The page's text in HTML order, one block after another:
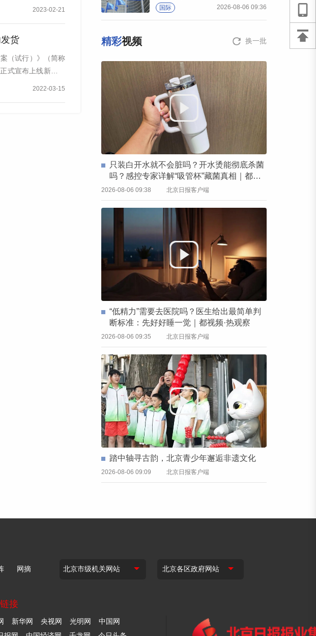
2023-02-21
货
（试行）》（简称
式宣布上线新冠抗
2022-03-15
国际 2026-08-06 09:36
精彩视频 换一批
只装白开水就不会脏吗？开水烫能彻底杀菌
吗？感控专家详解“吸管杯”藏菌真相｜都视
频·热观察
2026-08-06 09:38 北京日报客户端
“低精力”需要去医院吗？医生给出最简单判
断标准：先好好睡一觉｜都视频·热观察
2026-08-06 09:35 北京日报客户端
踏中轴寻古韵，北京青少年邂逅非遗文化
2026-08-06 09:09 北京日报客户端
网摘
接
新华网 央视网 光明网
中国网